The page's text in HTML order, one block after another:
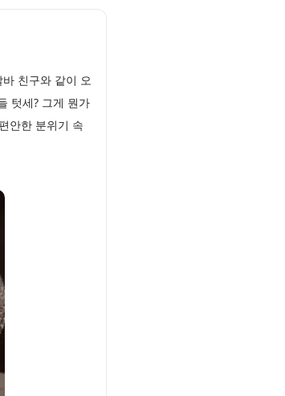
친구와 같이 오
텃세? 그게 뭔가
안한 분위기 속